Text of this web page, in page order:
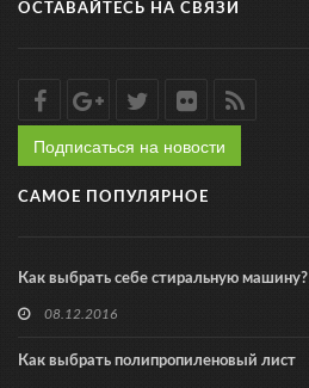
ОСТАВАЙТЕСЬ НА СВЯЗИ
Подписаться на новости
САМОЕ ПОПУЛЯРНОЕ
Как выбрать себе стиральную машину?
08.12.2016
Как выбрать полипропиленовый лист